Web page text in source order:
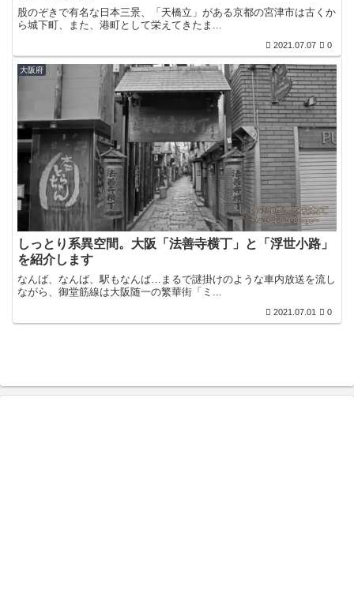
股のぞきで有名な日本三景、「天橋立」がある京都の宮津市は古くか
ら城下町、また、港町として栄えてきたま...
2021.07.07 0
大阪府
しっとり系異空間。大阪「法善寺横丁」と「浮世小路」
を紹介します
なんば、なんば、駅もなんば…まるで謎掛けのような車内放送を流し
ながら、御堂筋線は大阪随一の繁華街「ミ...
2021.07.01 0